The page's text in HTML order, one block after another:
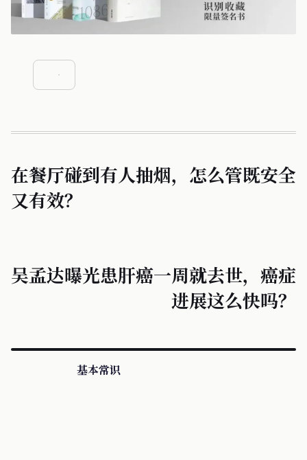
在餐厅碰到有人抽烟，怎么管既安全
又有效？
吴孟达曝光患肝癌一周就去世，癌症
进展这么快吗？
基本常识